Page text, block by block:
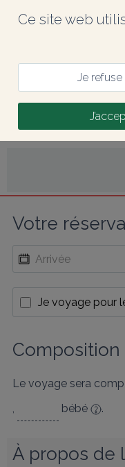
Ce site web
Je refuse
Votre
Je voyage pour
Le voyage sera
,
bébé .
À propos de